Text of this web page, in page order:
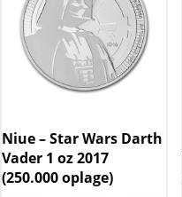
Niue – Star Wars Darth
Vader 1 oz 2017
(250.000 oplage)